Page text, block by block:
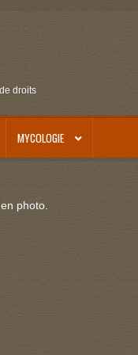
droits
MYCOLOGIE
photo.